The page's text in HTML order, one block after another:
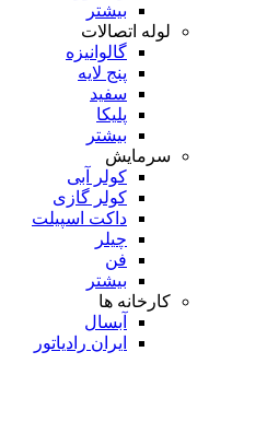
بیشتر
لوله اتصالات
گالوانیزه
پنج لایه
سفید
پلیکا
بیشتر
سرمایش
کولر آبی
کولر گازی
داکت اسپیلت
چیلر
فن
بیشتر
کارخانه ها
آبسال
ایران رادیاتور